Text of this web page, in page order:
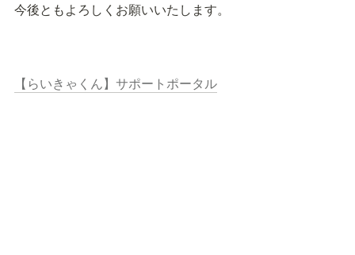
今後ともよろしくお願いいたします。
【らいきゃくん】サポートポータル